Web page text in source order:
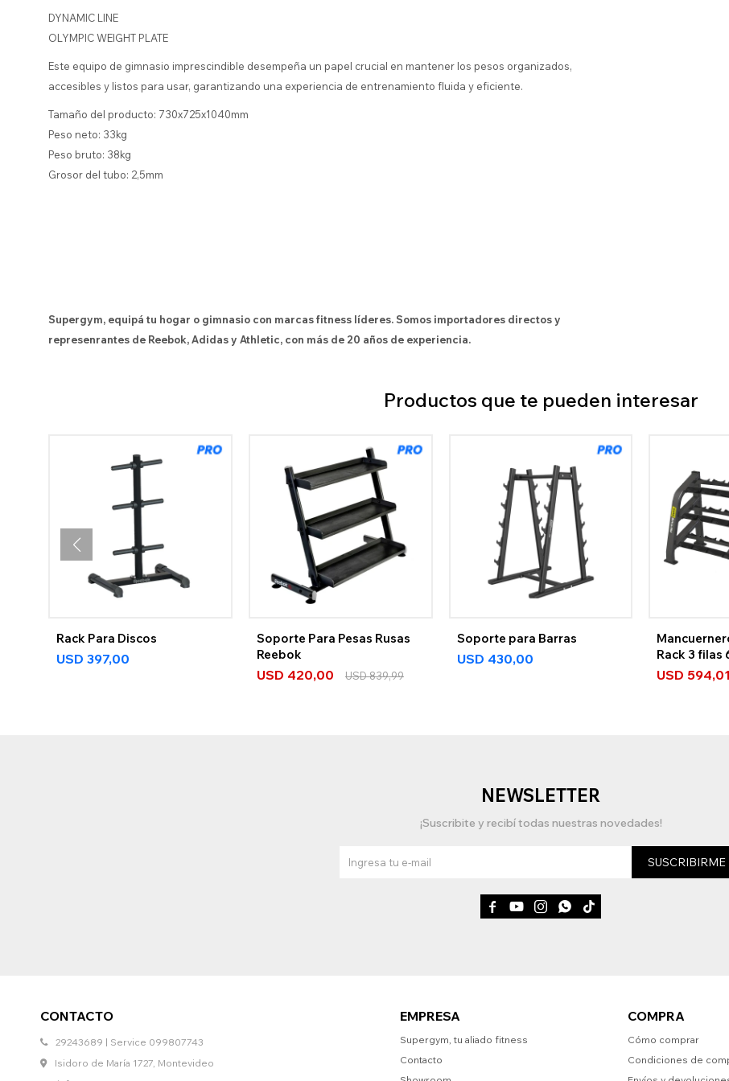
DYNAMIC LINE
OLYMPIC WEIGHT PLATE
Este equipo de gimnasio imprescindible desempeña un papel crucial en mantener los pesos organizados,
accesibles y listos para usar, garantizando una experiencia de entrenamiento fluida y eficiente.
Tamaño del producto: 730x725x1040mm
Peso neto: 33kg
Peso bruto: 38kg
Grosor del tubo: 2,5mm
Supergym, equipá tu hogar o gimnasio con marcas fitness líderes. Somos importadores directos y
represenrantes de Reebok, Adidas y Athletic, con más de 20 años de experiencia.
Productos que te pueden interesar
Rack Para Discos
USD 397,00
Soporte Para Pesas Rusas
Reebok
USD 420,00 USD839,99
Soporte para Barras
USD 430,00
Rack 3 filas
USD 594,01
CONTACTO
29243689 | Service 099807743
Isidoro de María 1727, Montevideo
EMPRESA
Supergym, tu aliado fitness
Contacto
COMPRA
Cómo comprar
Condiciones de
NEWSLETTER
¡Suscribite y recibí todas nuestras novedades!
SUSCRIBIRME
    